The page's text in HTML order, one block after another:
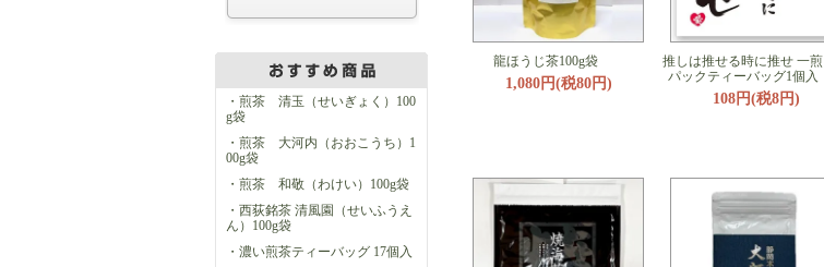
・煎茶 清玉（せいぎょく）100
g袋
・煎茶 大河内（おおこうち）1
00g袋
・煎茶 和敬（わけい）100g袋
・西荻銘茶 清風園（せいふうえ
ん）100g袋
・濃い煎茶ティーバッグ 17個入
龍ほうじ茶100g袋
1,080円(税80円)
推しは推せる時に推せ 一煎
パックティーバッグ1個入
108円(税8円)